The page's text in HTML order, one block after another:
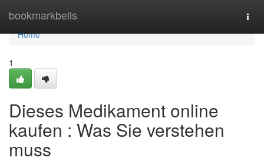
bookmarkbells
Home
Home
1
Dieses Medikament online
kaufen : Was Sie verstehen
muss